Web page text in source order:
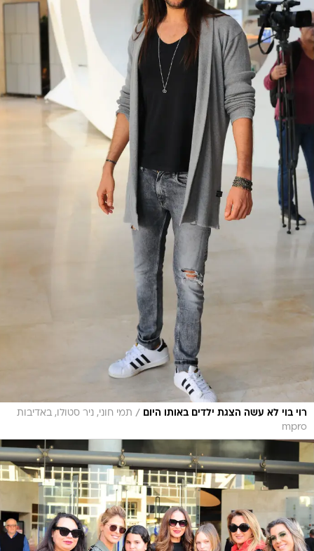
רוי בוי לא עשה הצגת ילדים באותו היום / תמי חוני, ניר סטולו, באדיבות
mpro